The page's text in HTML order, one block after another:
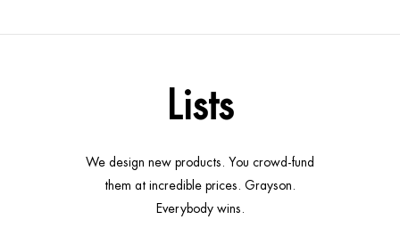
Lists
We design new products. You crowd-fund
them at incredible prices. Grayson.
Everybody wins.